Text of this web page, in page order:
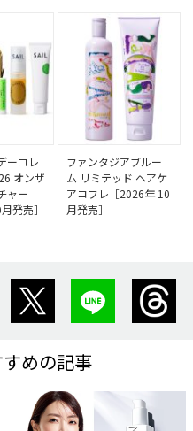
ーコレ
オンザ
ャー
発売］
ファンタジアブルー
ム リミテッド ヘアケ
アコフレ［2026年 10
月発売］
めの記事